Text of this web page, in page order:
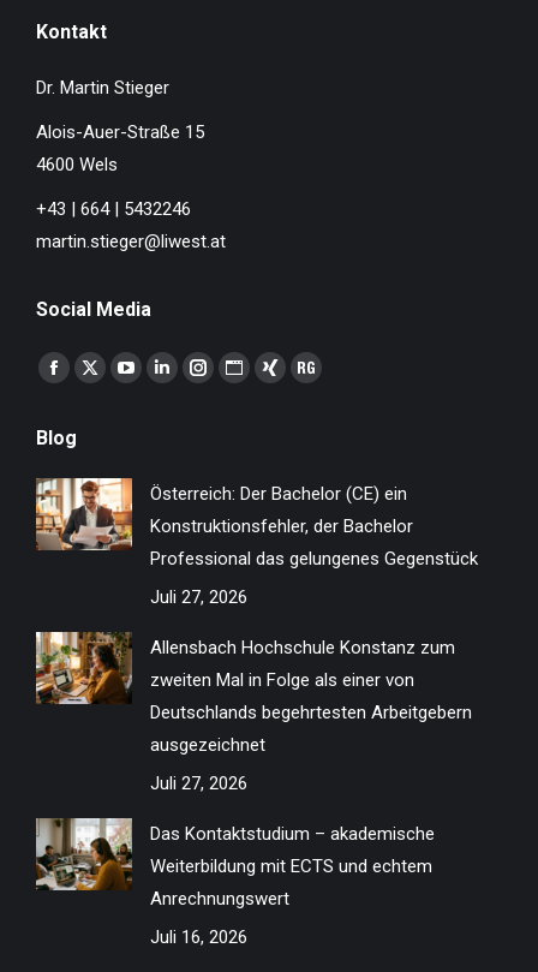
Kontakt
Dr. Martin Stieger
Alois-Auer-Straße 15
4600 Wels
+43 | 664 | 5432246
martin.stieger@liwest.at
Social Media
Finden Sie uns auf:
Facebook
opens
in
new
window
X
in
new
window
YouTube
in
new
window
Linkedin
new
window
Instagram
new
window
Website
new
window
XING
new
window
ResearchGate
new
window
Blog
Österreich: Der Bachelor (CE) ein
Konstruktionsfehler, der Bachelor
Professional das gelungenes Gegenstück
Juli 27, 2026
Allensbach Hochschule Konstanz zum
zweiten Mal in Folge als einer von
Deutschlands begehrtesten Arbeitgebern
ausgezeichnet
Juli 27, 2026
Das Kontaktstudium – akademische
Weiterbildung mit ECTS und echtem
Anrechnungswert
Juli 16, 2026